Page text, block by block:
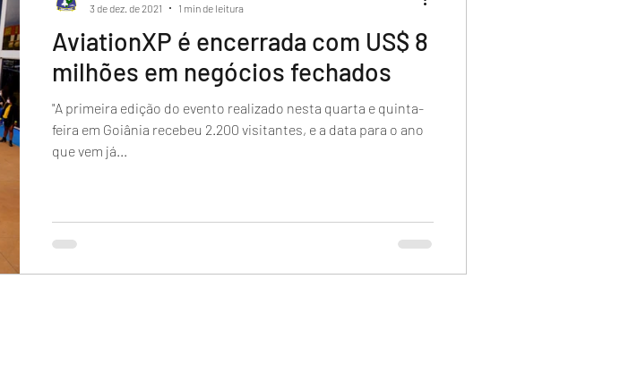
AviationXP é encerrada com US$ 8
milhões em negócios fechados
"A primeira edição do evento realizado nesta quarta e quinta-
feira em Goiânia recebeu 2.200 visitantes, e a data para o ano
que vem já...
3 de dez. de 2021
1 min de leitura